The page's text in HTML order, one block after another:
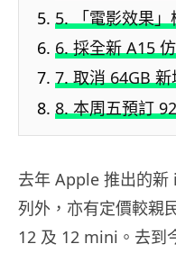
5. 「電影效果
6. 採全新 A15
7. 取消 64GB
8. 本周五預訂
去年 Apple 推出的
列外，亦有定價較親
12 及 12 mini。去到